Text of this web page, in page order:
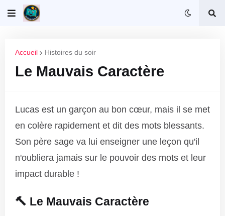
Accueil Histoires du soir
Le Mauvais Caractère
Lucas est un garçon au bon cœur, mais il se met
en colère rapidement et dit des mots blessants.
Son père sage va lui enseigner une leçon qu'il
n'oubliera jamais sur le pouvoir des mots et leur
impact durable !
🔨 Le Mauvais Caractère